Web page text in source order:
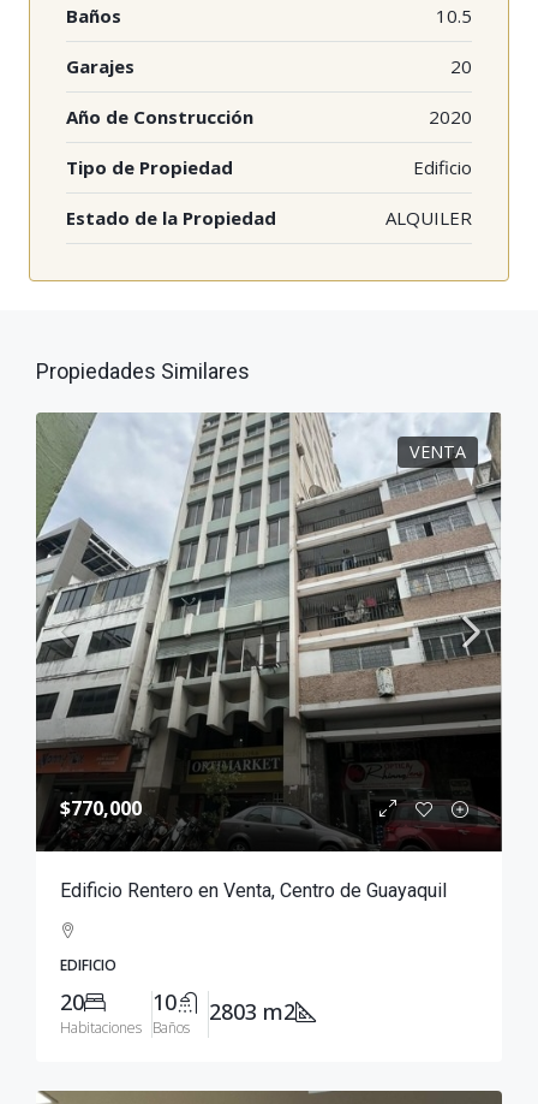
Baños 10.5
Garajes 20
Año de Construcción 2020
Tipo de Propiedad Edificio
Estado de la Propiedad ALQUILER
Propiedades Similares
VENTA
$770,000
Edificio Rentero en Venta, Centro de Guayaquil
EDIFICIO
20
Habitaciones
10
Baños
2803 m2